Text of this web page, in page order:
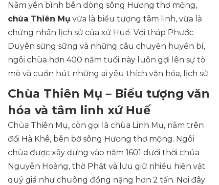
Nằm yên bình bên dòng sông Hương thơ mộng,
chùa Thiên Mụ vừa là biểu tượng tâm linh, vừa là
chứng nhân lịch sử của xứ Huế. Với tháp Phước
Duyên sừng sững và những câu chuyện huyền bí,
ngôi chùa hơn 400 năm tuổi này luôn gợi lên sự tò
mò và cuốn hút những ai yêu thích văn hóa, lịch sử.
Chùa Thiên Mụ – Biểu tượng văn
hóa và tâm linh xứ Huế
Chùa Thiên Mụ, còn gọi là chùa Linh Mụ, nằm trên
đồi Hà Khê, bên bờ sông Hương thơ mộng. Ngôi
chùa được xây dựng vào năm 1601 dưới thời chúa
Nguyễn Hoàng, thờ Phật và lưu giữ nhiều hiện vật
quý giá như chuông đồng nặng hơn 2 tấn. Nơi đây